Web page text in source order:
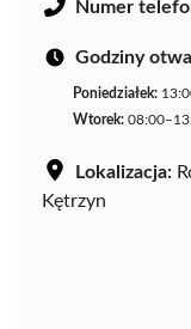
Numer
Godziny
Poniedziałek:
Wtorek:
Lokalizacja:
Kętrzyn